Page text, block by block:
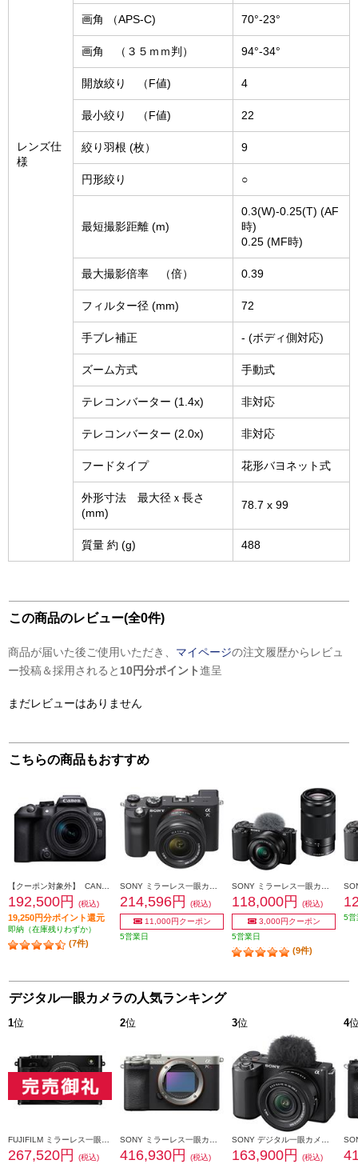
レンズ仕
様
画角 （APS-C) 70°-23°
画角 （３５ｍｍ判） 94°-34°
開放絞り （F値) 4
最小絞り （F値) 22
絞り羽根 (枚） 9
円形絞り ○
最短撮影距離 (m)
0.3(W)-0.25(T) (AF
時)
0.25 (MF時)
最大撮影倍率 （倍） 0.39
フィルター径 (mm) 72
手ブレ補正 - (ボディ側対応)
ズーム方式 手動式
テレコンバーター (1.4x) 非対応
テレコンバーター (2.0x) 非対応
フードタイプ 花形バヨネット式
外形寸法 最大径ｘ長さ
(mm)
78.7 x 99
質量 約 (g) 488
この商品のレビュー(全0件)
商品が届いた後ご使用いただき、 マイページの注文履歴からレビュ
ー投稿＆採用されると 10円分ポイント進呈
まだレビューはありません
こちらの商品もおすすめ
192,500円 (税込)
19,250円分ポイント還元
即納（在庫残りわずか）
(7件)
214,596円
(税込)
11,000円クーポン
5営業日
118,000円
(税込)
3,000円クーポン
5営業日
(9件)
5営
デジタル一眼カメラの人気ランキング
1位
267,520円 (税込)
2位
416,930円 (税込)
3位
163,900円 (税込)
4